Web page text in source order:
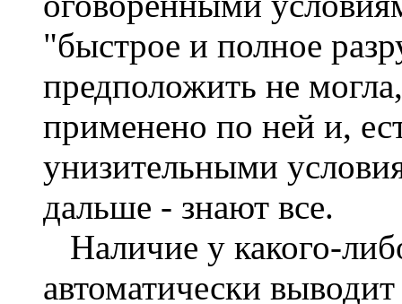
"быстрое и полное
предположить не
применено по ней и,
унизительными
дальше - знают все.
Наличие у какого-
автоматически